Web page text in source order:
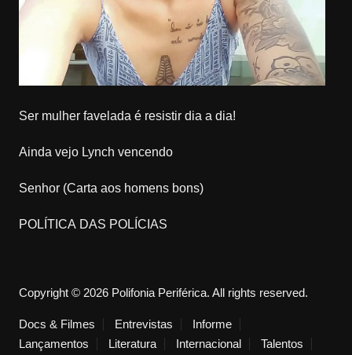
Ser mulher favelada é resistir dia a dia!
Ainda vejo Lynch vencendo
Senhor (Carta aos homens bons)
POLÍTICA DAS POLÍCIAS
Copyright © 2026 Polifonia Periférica. All rights reserved.
Docs & Filmes Entrevistas
Informe
Lançamentos
Literatura Internacional Talentos